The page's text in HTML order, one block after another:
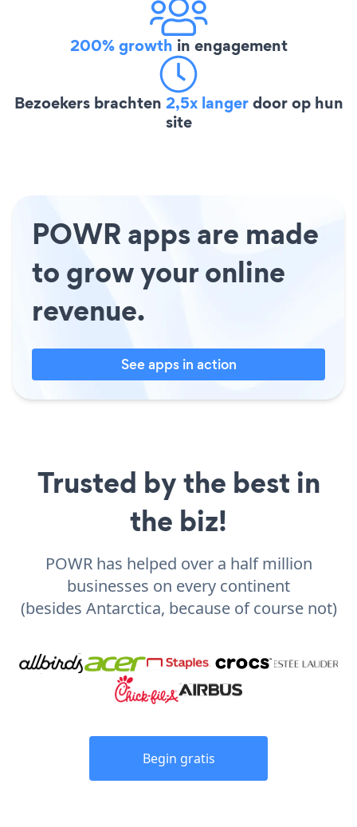
200% growth in engagement
Bezoekers brachten 2,5x langerdoor op hun
site
POWR apps are made
to grow your online
revenue.
See apps in action
Trusted by the best in
the biz!
POWR has helped over a half million
businesses on every continent
(besides Antarctica, because of course not)
Begin gratis